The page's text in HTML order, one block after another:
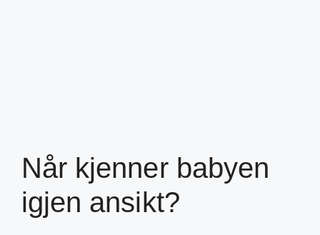
Når kjenner babyen
igjen ansikt?